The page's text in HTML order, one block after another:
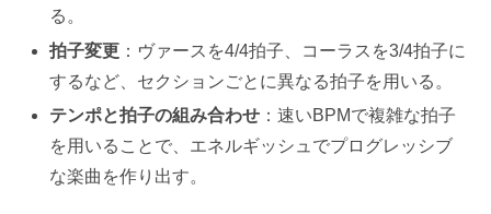
る。
拍子変更 ：ヴァースを4/4拍子、コーラスを3/4拍子に
するなど、セクションごとに異なる拍子を用いる。
テンポと拍子の組み合わせ ：速いBPMで複雑な拍子
を用いることで、エネルギッシュでプログレッシブ
な楽曲を作り出す。